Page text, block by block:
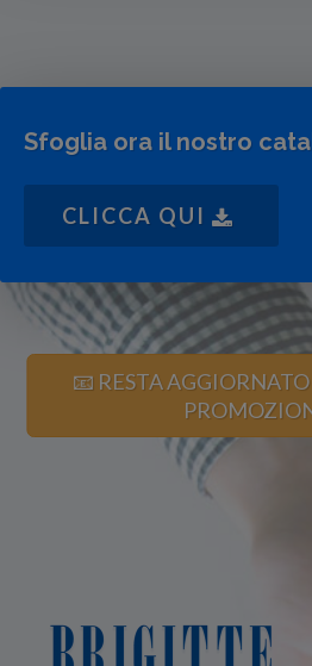
Sfoglia ora il nostro
CLICCA QUI
📧 RESTA